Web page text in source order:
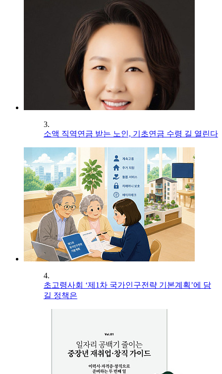
3.
소액 직역연금 받는 노인, 기초연금 수령 길 열린다
4.
초고령사회 ‘제1차 국가인구전략 기본계획’에 담
길 정책은